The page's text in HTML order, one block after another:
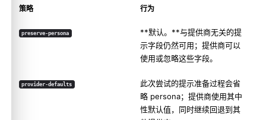
策略 行为
preserve-persona
**默认。**与提供商无关的提
示字段仍然可用；提供商可以
使用或忽略这些字段。
provider-defaults
此次尝试的提示准备过程会省
略 persona；提供商使用其中
性默认值，同时继续回退到其